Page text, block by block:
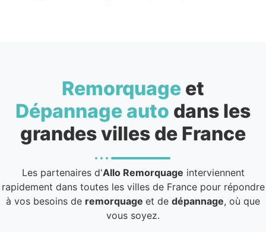
Remorquage et
Dépannage auto dans les
grandes villes de France
Les partenaires d'Allo Remorquage interviennent
rapidement dans toutes les villes de France pour répondre
à vos besoins de remorquage et de dépannage, où que
vous soyez.